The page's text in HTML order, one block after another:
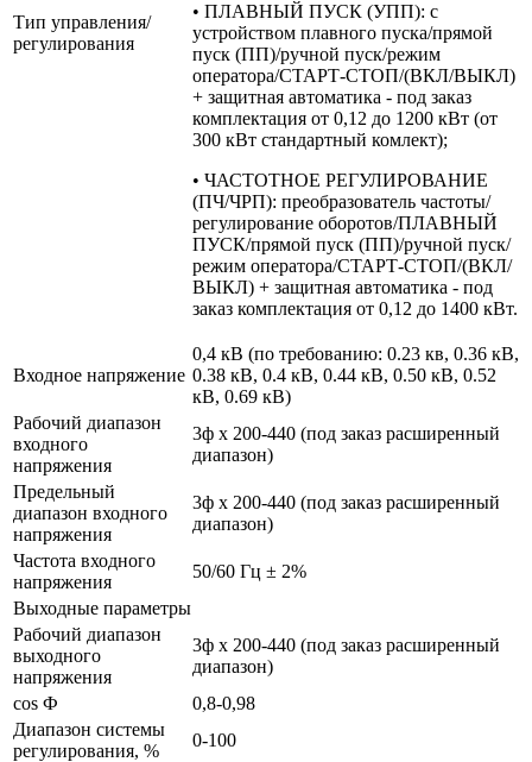
Тип управления/
регулирования
• ПЛАВНЫЙ ПУСК (УПП): с
устройством плавного пуска/прямой
пуск (ПП)/ручной пуск/режим
оператора/СТАРТ-СТОП/(ВКЛ/ВЫКЛ)
+ защитная автоматика - под заказ
комплектация от 0,12 до 1200 кВт (от
300 кВт стандартный комлект);
• ЧАСТОТНОЕ РЕГУЛИРОВАНИЕ
(ПЧ/ЧРП): преобразователь частоты/
регулирование оборотов/ПЛАВНЫЙ
ПУСК/прямой пуск (ПП)/ручной пуск/
режим оператора/СТАРТ-СТОП/(ВКЛ/
ВЫКЛ) + защитная автоматика - под
заказ комплектация от 0,12 до 1400 кВт.
Входное напряжение
0,4 кВ (по требованию: 0.23 кв, 0.36 кВ,
0.38 кВ, 0.4 кВ, 0.44 кВ, 0.50 кВ, 0.52
кВ, 0.69 кВ)
Рабочий диапазон
входного
напряжения
3ф х 200-440 (под заказ расширенный
диапазон)
Предельный
диапазон входного
напряжения
3ф х 200-440 (под заказ расширенный
диапазон)
Частота входного
напряжения
50/60 Гц ± 2%
Выходные параметры
Рабочий диапазон
выходного
напряжения
3ф х 200-440 (под заказ расширенный
диапазон)
cos Ф
0,8-0,98
Диапазон системы
регулирования, %
0-100